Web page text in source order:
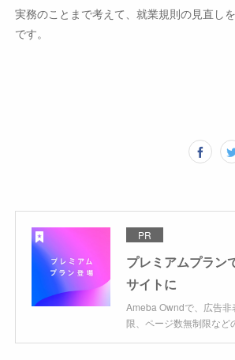
実務のことまで考えて、就業規則の見直し
です。
PR
プレミアムプラン
サイトに
Ameba Owndで、広告非
限、ページ数無制限など